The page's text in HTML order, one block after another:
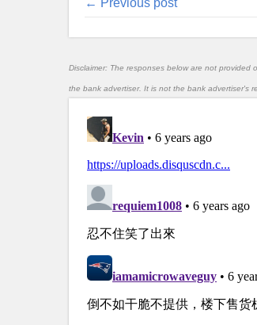
← Previous post
Disclaimer: The responses below are not
the bank advertiser. It is not the bank advertiser's